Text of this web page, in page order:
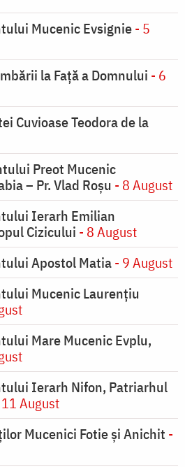
Mucenic Evsignie- 5
la Față a Domnului - 6
Cuvioase Teodora de la
Preot Mucenic
– Pr. Vlad Roșu - 8 August
Ierarh Emilian
Cizicului - 8 August
Apostol Matia- 9 August
Mucenic Laurențiu
Mare Mucenic Evplu,
Ierarh Nifon, Patriarhul
August
Mucenici Fotie și Anichit -